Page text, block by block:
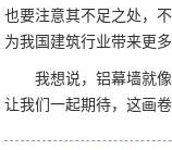
也要注意其不足之处，
为我国建筑行业带来更多
我想说，铝幕墙就
让我们一起期待，这画